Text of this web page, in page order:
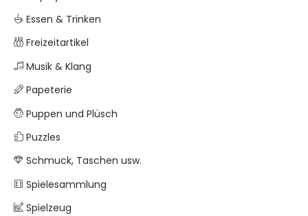
Essen & Trinken
Freizeitartikel
Musik & Klang
Papeterie
Puppen und Plüsch
Puzzles
Schmuck, Taschen usw.
Spielesammlung
Spielzeug